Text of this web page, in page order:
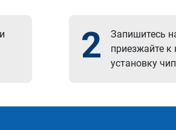
и
2
Запишитесь
приезжайте к
установку